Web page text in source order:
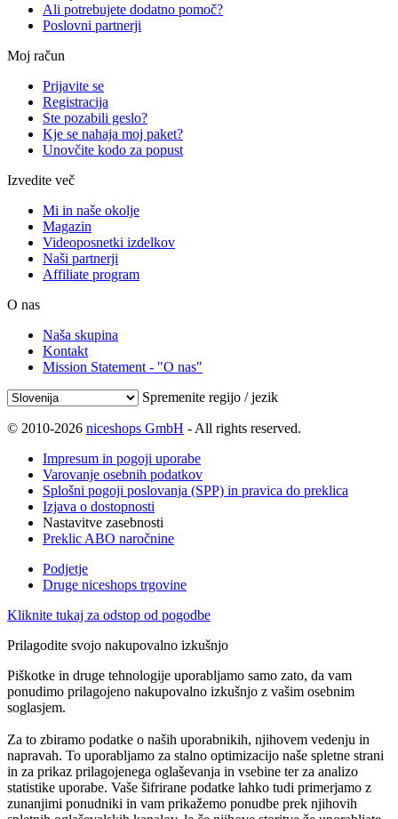
Ali potrebujete dodatno pomoč?
Poslovni partnerji
Moj račun
Prijavite se
Registracija
Ste pozabili geslo?
Kje se nahaja moj paket?
Unovčite kodo za popust
Izvedite več
Mi in naše okolje
Magazin
Videoposnetki izdelkov
Naši partnerji
Affiliate program
O nas
Naša skupina
Kontakt
Mission Statement - "O nas"
Spremenite regijo / jezik
© 2010-2026 niceshops GmbH - All rights reserved.
Impresum in pogoji uporabe
Varovanje osebnih podatkov
Splošni pogoji poslovanja (SPP) in pravica do preklica
Izjava o dostopnosti
Nastavitve zasebnosti
Preklic ABO naročnine
Podjetje
Druge niceshops trgovine
Kliknite tukaj za odstop od pogodbe
Prilagodite svojo nakupovalno izkušnjo
Piškotke in druge tehnologije uporabljamo samo zato, da vam
ponudimo prilagojeno nakupovalno izkušnjo z vašim osebnim
soglasjem.
Za to zbiramo podatke o naših uporabnikih, njihovem vedenju in
napravah. To uporabljamo za stalno optimizacijo naše spletne strani
in za prikaz prilagojenega oglaševanja in vsebine ter za analizo
statistike uporabe. Vaše šifrirane podatke lahko tudi primerjamo z
zunanjimi ponudniki in vam prikažemo ponudbe prek njihovih